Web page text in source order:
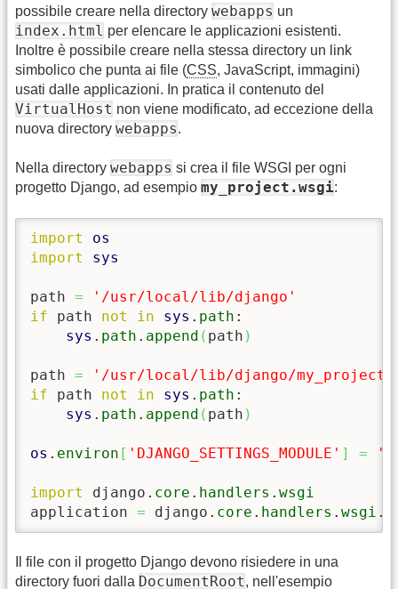
possibile creare nella directory webapps un
index.html per elencare le applicazioni esistenti.
Inoltre è possibile creare nella stessa directory un link
simbolico che punta ai file (CSS, JavaScript, immagini)
usati dalle applicazioni. In pratica il contenuto del
VirtualHost non viene modificato, ad eccezione della
nuova directory webapps.
Nella directory webapps si crea il file WSGI per ogni
progetto Django, ad esempio my_project.wsgi:
import
os
import
sys
path =
'/usr/local/lib/django'
if path not in sys . path :
sys . path . append ( path )
path =
'/usr/local/lib/django/my_project'
if path not in sys . path :
sys . path . append ( path )
os . environ [ 'DJANGO_SETTINGS_MODULE' ] =
import django. core . handlers . wsgi
application = django. core . handlers . wsgi .
Il file con il progetto Django devono risiedere in una
directory fuori dalla DocumentRoot, nell'esempio